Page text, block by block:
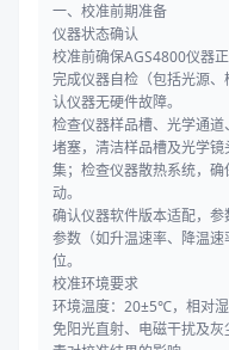
一、校准前期准备
仪器状态确认
校准前确保AGS4800仪器
完成仪器自检（包括光源
认仪器无硬件故障。
检查仪器样品槽、光学通
堵塞，清洁样品槽及光学
集；检查仪器散热系统，
动。
确认仪器软件版本适配，
参数（如升温速率、降温
位。
校准环境要求
环境温度：20±5℃，相对
免阳光直射、电磁干扰及